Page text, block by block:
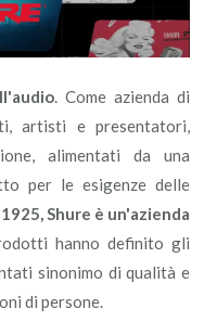
. Come azienda di
artisti e presentatori,
alimentati da una
per le esigenze delle
Shure è un'azienda
hanno definito gli
sinonimo di qualità e
di persone.